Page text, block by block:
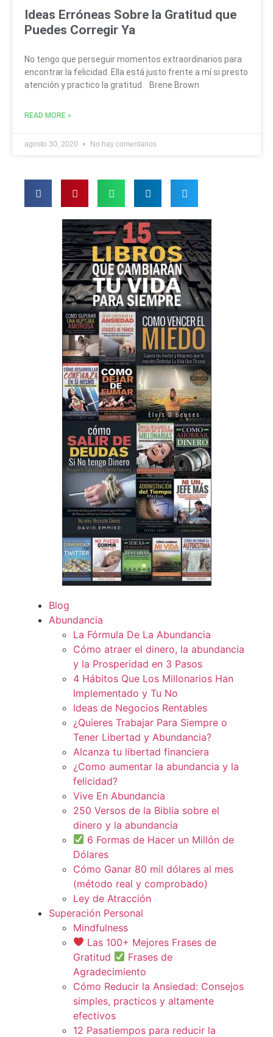
Ideas Erróneas Sobre la Gratitud que
Puedes Corregir Ya
No tengo que perseguir momentos extraordinarios para
encontrar la felicidad. Ella está justo frente a mí si presto
atención y practico la gratitud. Brene Brown
READ MORE »
agosto 30, 2020 No hay comentarios
Blog
Abundancia
La Fórmula De La Abundancia
Cómo atraer el dinero, la abundancia
y la Prosperidad en 3 Pasos
4 Hábitos Que Los Millonarios Han
Implementado y Tu No
Ideas de Negocios Rentables
¿Quieres Trabajar Para Siempre o
Tener Libertad y Abundancia?
Alcanza tu libertad financiera
¿Como aumentar la abundancia y la
felicidad?
Vive En Abundancia
250 Versos de la Biblia sobre el
dinero y la abundancia
6 Formas de Hacer un Millón de
Dólares
Cómo Ganar 80 mil dólares al mes
(método real y comprobado)
Ley de Atracción
Superación Personal
Mindfulness
Las 100+ Mejores Frases de
Gratitud
Frases de
Agradecimiento
Cómo Reducir la Ansiedad: Consejos
simples, practicos y altamente
efectivos
12 Pasatiempos para reducir la